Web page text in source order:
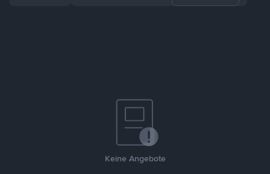
Keine Angebote